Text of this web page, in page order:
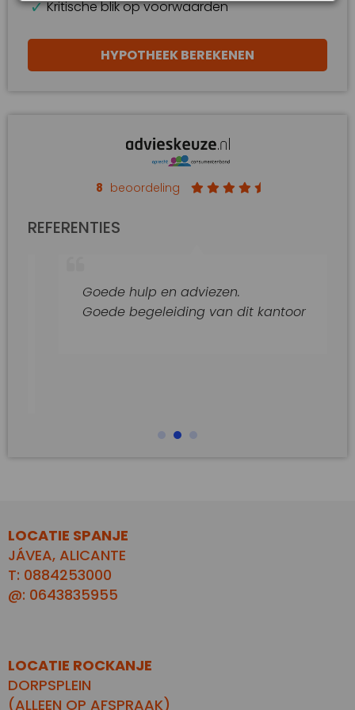
Kritische blik op voorwaarden
HYPOTHEEK BEREKENEN
8 beoordeling
REFERENTIES
Goede hulp en adviezen.
Goede begeleiding van dit kantoor
LOCATIE SPANJE
JÁVEA, ALICANTE
T: 0884253000
@: 0643835955
LOCATIE ROCKANJE
DORPSPLEIN
(ALLEEN OP AFSPRAAK)